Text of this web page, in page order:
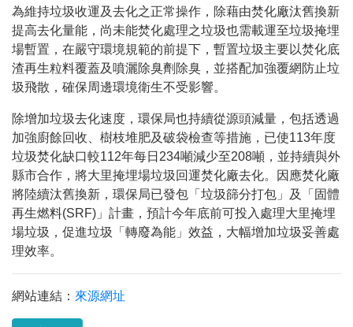
為維持垃圾收運及去化之正常操作，除藉由焚化廠汰舊換新
提高去化量能，尚未能焚化處理之垃圾也需載運至垃圾掩埋
場暫置，在嚴守環境規範的前提下，暫置垃圾主要以焚化底
渣再生粒料覆蓋及噴灑除臭劑除臭，並搭配加強覆網防止垃
圾飛散，確保周邊環境衛生不受影響。
除增加垃圾去化速度，環保局也持續從源頭減量，包括透過
加強廚餘回收、樹枝堆肥及破袋檢查等措施，已使113年度
垃圾焚化缺口較112年每日 234噸減少至208噸，並持續與外
縣市合作，將大里掩埋場垃圾回運焚化廠去化。因應焚化廠
將陸續汰舊換新，環保局已發包「垃圾篩分打包」及「固體
再生燃料(SRF) 」計畫，預計今年底前可投入處理大里掩埋
場垃圾，促進垃圾「轉廢為能」效益，大幅增加垃圾妥善處
理效率。
網站連結： 來源網址